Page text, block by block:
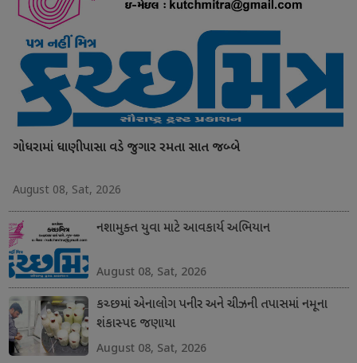
ગોધરામાં ધાણીપાસા વડે જુગાર રમતા સાત જબ્બે
August 08, Sat, 2026
નશામુક્ત યુવા માટે આવકાર્ય અભિયાન
August 08, Sat, 2026
કચ્છમાં એનાલોગ પનીર અને ચીઝની તપાસમાં નમૂના
શંકાસ્પદ જણાયા
August 08, Sat, 2026